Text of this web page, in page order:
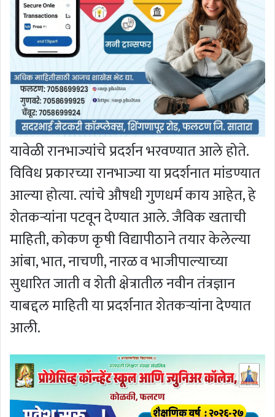
यावेळी रानभाज्यांचे प्रदर्शन भरवण्यात आले होते.
विविध प्रकारच्या रानभाज्या या प्रदर्शनात मांडण्यात
आल्या होत्या. त्यांचे औषधी गुणधर्म काय आहेत, हे
शेतकर्‍यांना पटवून देण्यात आले. जैविक खताची
माहिती, कोकण कृषी विद्यापीठाने तयार केलेल्या
आंबा, भात, नाचणी, नारळ व भाजीपाल्याच्या
सुधारित जाती व शेती क्षेत्रातील नवीन तंत्रज्ञान
याबद्दल माहिती या प्रदर्शनात शेतकर्‍यांना देण्यात
आली.